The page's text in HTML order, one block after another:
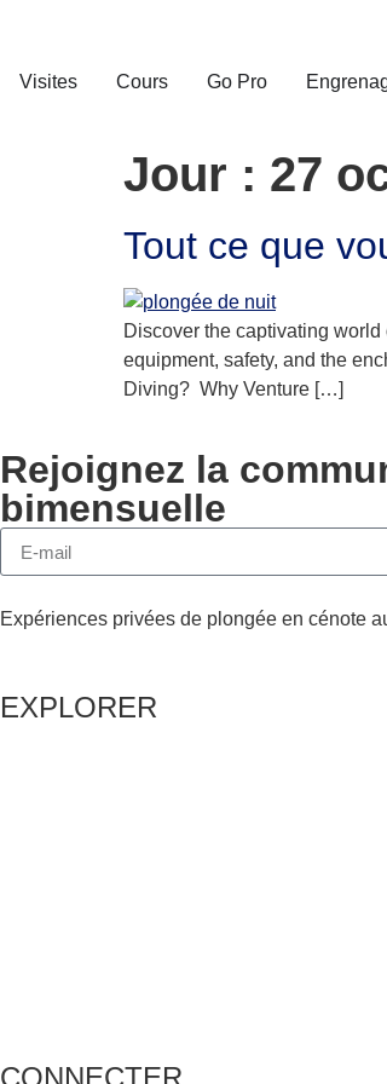
Visites Cours Go Pro
Jour : 27
Tout ce que
Discover the captivating
equipment, safety, and the
Diving? Why Venture […]
Rejoignez la
bimensuelle
Expériences privées de plongée en cénote
EXPLORER
CONNECTER